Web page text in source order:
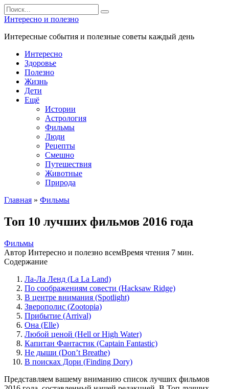
Перейти
к
контенту
Search
for:
Интересно и полезно
Интересные события и полезные советы каждый день
Интересно
Здоровье
Полезно
Жизнь
Дети
Ещё
Истории
Астрология
Фильмы
Люди
Рецепты
Смешно
Путешествия
Животные
Природа
Главная » Фильмы
Топ 10 лучших фильмов 2016 года
Фильмы
Автор Интересно и полезно всемВремя чтения 7 мин.
Содержание
Ла-Ла Ленд (La La Land)
По соображениям совести (Hacksaw Ridge)
В центре внимания (Spotlight)
Зверополис (Zootopia)
Прибытие (Arrival)
Она (Elle)
Любой ценой (Hell or High Water)
Капитан Фантастик (Captain Fantastic)
Не дыши (Don’t Breathe)
В поисках Дори (Finding Dory)
Представляем вашему вниманию список лучших фильмов